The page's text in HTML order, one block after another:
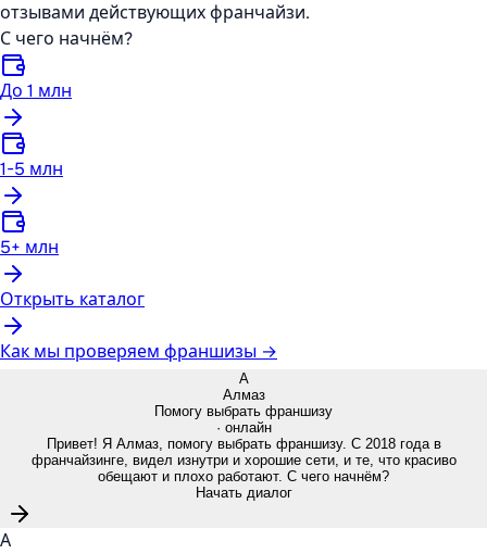
отзывами действующих франчайзи.
С чего начнём?
До 1 млн
1-5 млн
5+ млн
Открыть каталог
Как мы проверяем франшизы →
А
Алмаз
Помогу выбрать франшизу
· онлайн
Привет! Я Алмаз, помогу выбрать франшизу. С 2018 года в
франчайзинге, видел изнутри и хорошие сети, и те, что красиво
обещают и плохо работают. С чего начнём?
Начать диалог
А